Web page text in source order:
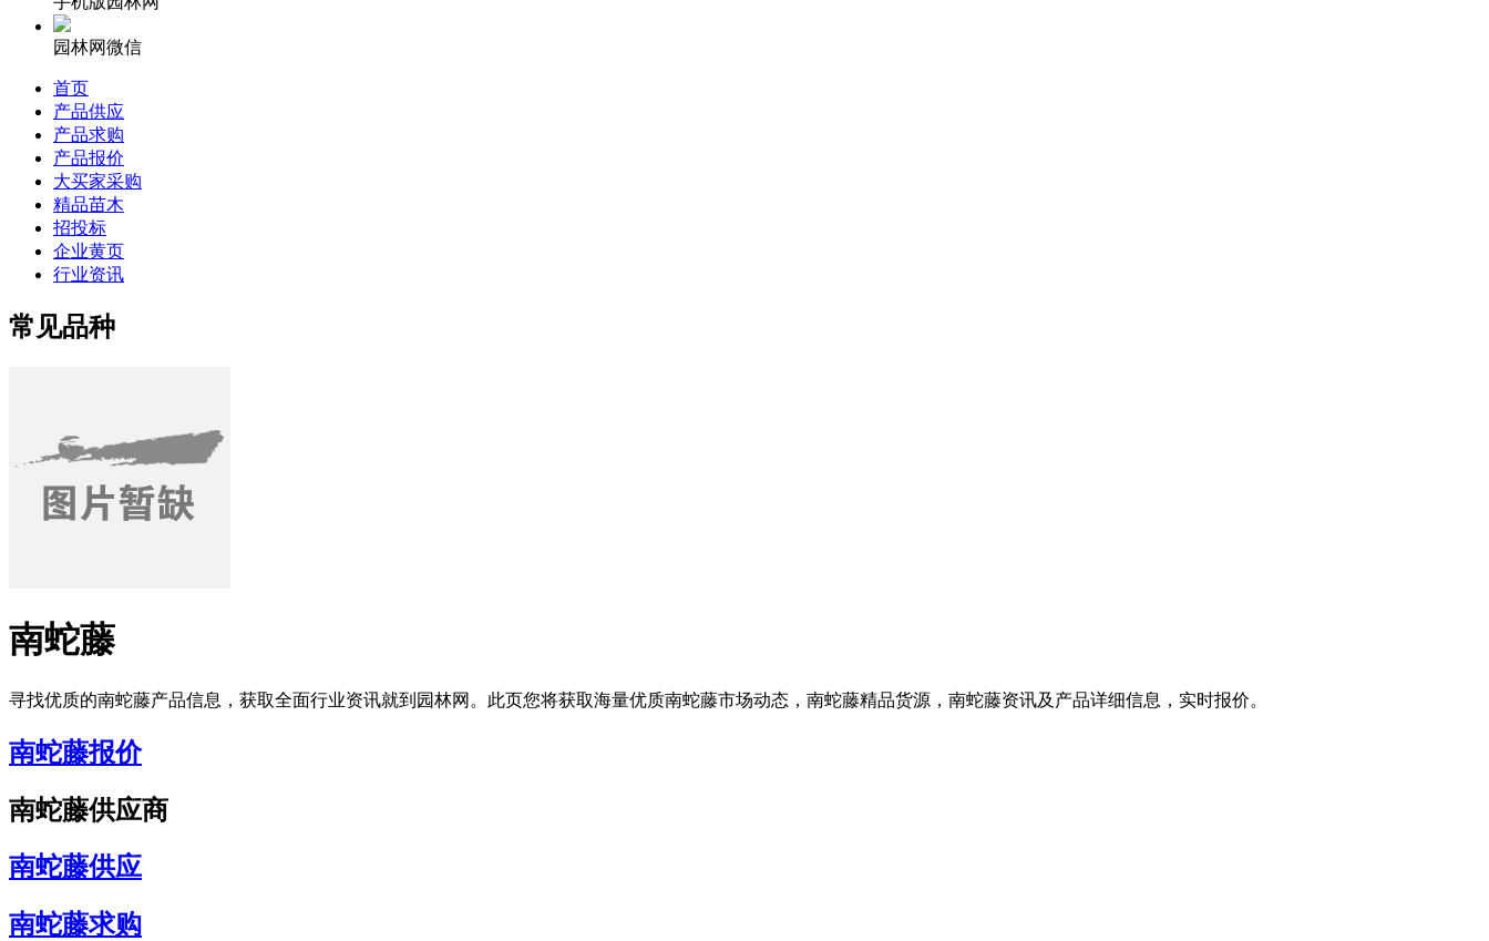
园林网微信
首页
产品供应
产品求购
产品报价
大买家采购
精品苗木
招投标
企业黄页
行业资讯
常见品种
南蛇藤
寻找优质的南蛇藤产品信息，获取全面行业资讯就到园林网。此页您将获取海量优质南蛇藤市场动态，南蛇藤精品货源，南蛇藤资讯及产品详细信息，实时报价。
南蛇藤报价
南蛇藤供应商
南蛇藤供应
南蛇藤求购